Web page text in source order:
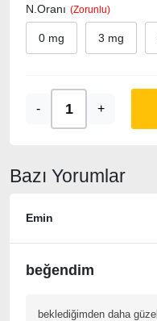
N.Oranı
0 mg 3 mg
- +
Bazı Yorumlar
Emin
beğendim
beklediğimden daha güzel